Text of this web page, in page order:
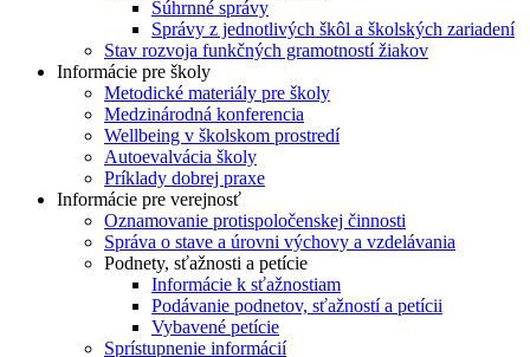
Súhrnné správy
Správy z jednotlivých škôl a školských zariadení
Stav rozvoja funkčných gramotností žiakov
Informácie pre školy
Metodické materiály pre školy
Medzinárodná konferencia
Wellbeing v školskom prostredí
Autoevalvácia školy
Príklady dobrej praxe
Informácie pre verejnosť
Oznamovanie protispoločenskej činnosti
Správa o stave a úrovni výchovy a vzdelávania
Podnety, sťažnosti a petície
Informácie k sťažnostiam
Podávanie podnetov, sťažností a petícii
Vybavené petície
Sprístupnenie informácií